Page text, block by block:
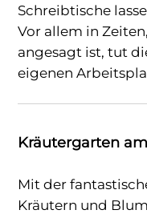
Schreibtische
Vor allem in
angesagt ist, tut
eigenen
Kräutergarten
Mit der
Kräutern und